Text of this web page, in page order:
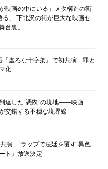
映画の中にいる」メタ構造の衝
、 下北沢の街が巨大な映画セ
台裏。
『虚ろな十字架』で初共演 罪と
化
達した“憑依”の境地――映画
交錯する不穏な境界線
演 “ラップで法廷を覆す”異色
ト』放送決定